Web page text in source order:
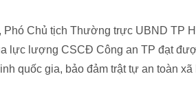
Phó Chủ tịch Thường trực UBND TP
lực lượng CSCĐ Công an TP đạt
quốc gia, bảo đảm trật tự an toàn